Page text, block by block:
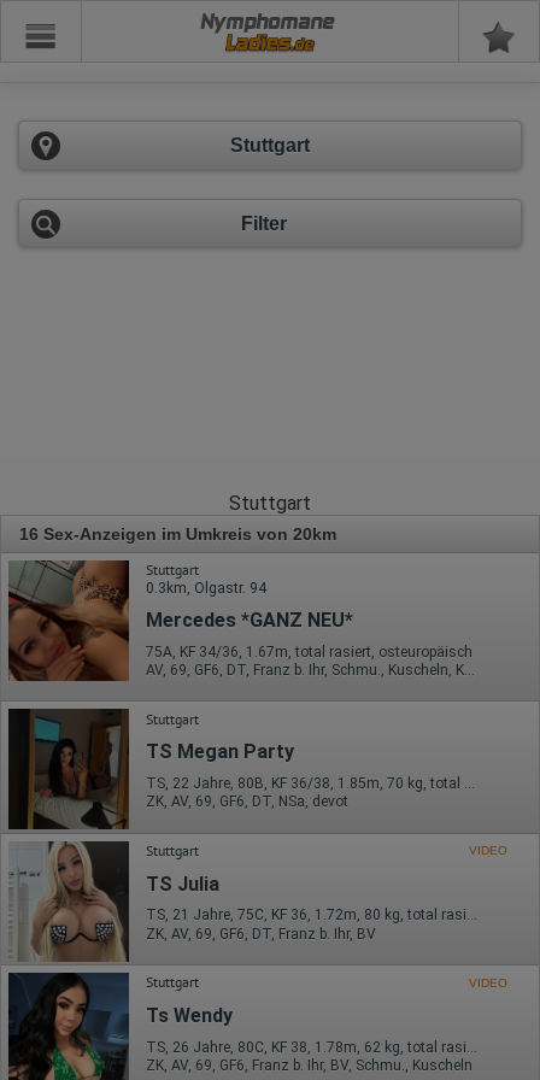
Nymphomane
Stuttgart
Filter
Stuttgart
16 Sex-Anzeigen im Umkreis von 20km
Stuttgart
0.3km, Olgastr. 94
Mercedes *GANZ NEU*
75A, KF 34/36, 1.67m, total rasiert, osteuropäisch
AV, 69, GF6, DT, Franz b. Ihr, Schmu., Kuscheln, Körperküs.
Stuttgart
TS Megan Party
TS, 22 Jahre, 80B, KF 36/38, 1.85m, 70 kg, total rasiert, Latina
ZK, AV, 69, GF6, DT, NSa, devot
Stuttgart VIDEO
TS Julia
TS, 21 Jahre, 75C, KF 36, 1.72m, 80 kg, total rasiert, Latina
ZK, AV, 69, GF6, DT, Franz b. Ihr, BV
Stuttgart VIDEO
Ts Wendy
ZK, AV, 69, GF6, Franz b. Ihr, BV, Schmu., Kuscheln